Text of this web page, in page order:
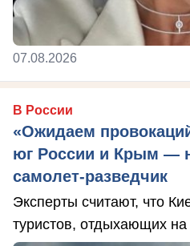
07.08.2026
В России
«Ожидаем
юг России и Крым —
самолет-разведчик
Эксперты считают, что
туристов, отдыхающих